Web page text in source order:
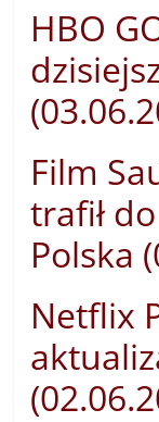
HBO
Film
trafił
Polska
Netflix